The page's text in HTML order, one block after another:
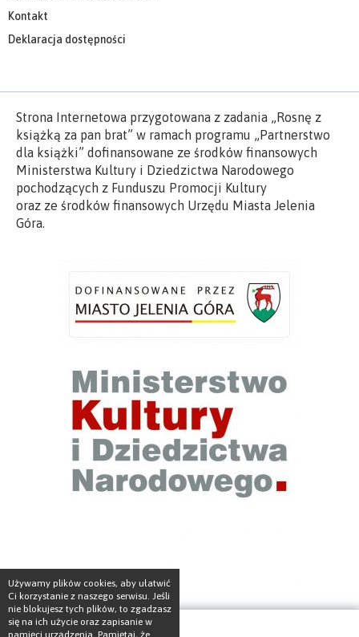
Kontakt
Deklaracja dostępności
Strona Internetowa przygotowana z zadania „Rosnę z
książką za pan brat” w ramach programu „Partnerstwo
dla książki” dofinansowane ze środków finansowych
Ministerstwa Kultury i Dziedzictwa Narodowego
pochodzących z Funduszu Promocji Kultury
oraz ze środków finansowych Urzędu Miasta Jelenia
Góra.
Używamy plików cookies, aby ułatwić
Ci korzystanie z naszego serwisu. Jeśli
nie blokujesz tych plików, to zgadzasz
się na ich użycie oraz zapisanie w
pamięci urządzenia. Pamiętaj, że